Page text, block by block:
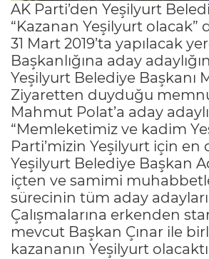
AK Parti’den Yeşilyurt
“Kazanan Yeşilyurt olacak”
31 Mart 2019’ta yapılacak
Başkanlığına aday
Yeşilyurt Belediye Başkanı
Ziyaretten duyduğu
Mahmut Polat’a aday
“Memleketimiz ve kadim
Parti’mizin Yeşilyurt için
Yeşilyurt Belediye Başkan
içten ve samimi
sürecinin tüm aday
Çalışmalarına erkenden
mevcut Başkan Çınar ile
kazananın Yeşilyurt